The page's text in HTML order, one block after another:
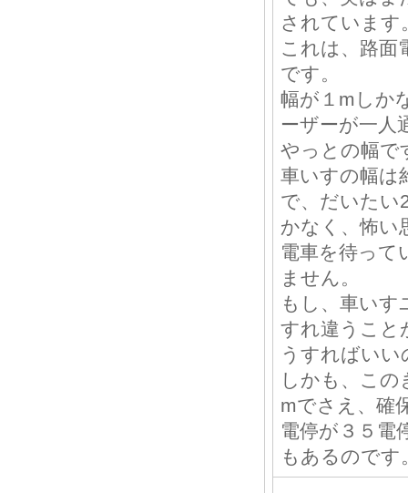
されています
これは、路面
です。
幅が１mしか
ーザーが一人
やっとの幅で
車いすの幅は
で、だいたい
かなく、怖い
電車を待って
ません。
もし、車いす
すれ違うこと
うすればい
しかも、この
mでさえ、確
電停が３５電
もあるのです